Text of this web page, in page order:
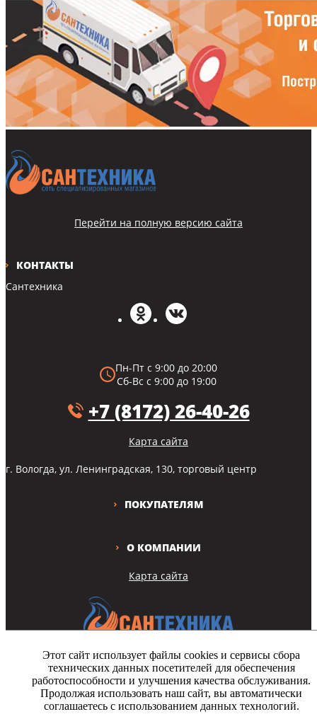
Copyright © Все права защищены
На этом сайте используются файлы cookie. Продолжая просмотр
сайта, вы разрешаете их использование.
Карта сайта
О КОМПАНИИ
ПОКУПАТЕЛЯМ
КОНТАКТЫ
Сантехника
Пн-Пт с 9:00 до 20:00
Сб-Вс с 9:00 до 19:00
+7 (8172) 26-40-26
Карта сайта
г. Вологда, ул. Ленинградская, 130, торговый центр
Перейти на полную версию сайта
Этот сайт использует файлы cookies и сервисы сбора
технических данных посетителей для обеспечения
работоспособности и улучшения качества обслуживания.
Продолжая использовать наш сайт, вы автоматически
соглашаетесь с использованием данных технологий.